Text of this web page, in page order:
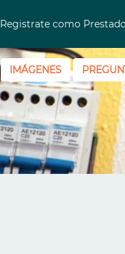
Registrate como
IMÁGENES